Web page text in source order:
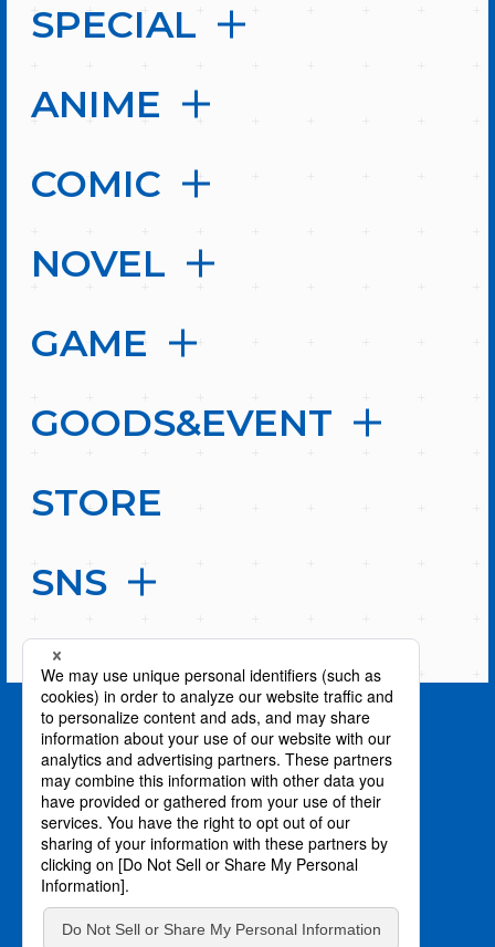
SPECIAL
ANIME
COMIC
NOVEL
GAME
GOODS&EVENT
STORE
SNS
PAGE TOP
©柴・伏瀬・講談社／転スラ日記製作委員会